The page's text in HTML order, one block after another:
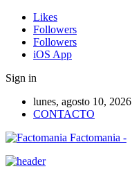
Likes
Followers
Followers
iOS App
Sign in
lunes, agosto 10, 2026
CONTACTO
Factomania -